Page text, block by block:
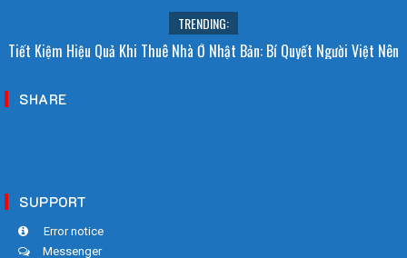
TRENDING:
Tiết Kiệm Hiệu Quả Khi Thuê Nhà Ở Nhật Bản: Bí Quyết Người Việt Nên
SHARE
SUPPORT
Error notice
Messenger